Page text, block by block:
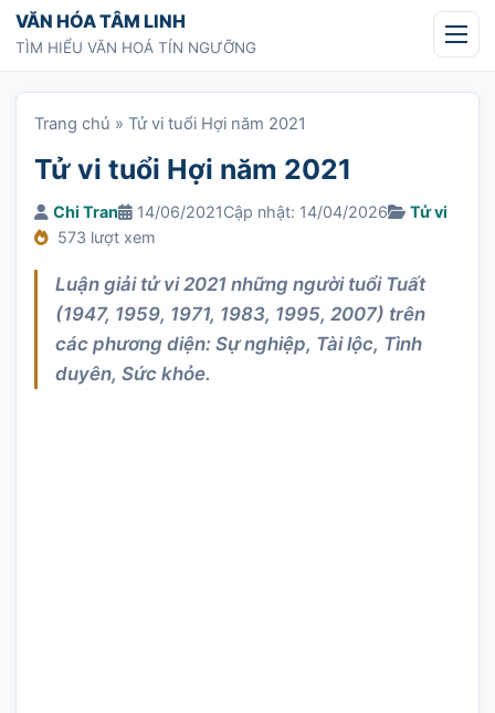
Chuyển tới nội dung
VĂN HÓA TÂM LINH
TÌM HIỂU VĂN HOÁ TÍN NGƯỠNG
Trang chủ » Tử vi tuổi Hợi năm 2021
Tử vi tuổi Hợi năm 2021
Chi Tran 14/06/2021Cập nhật: 14/04/2026
Tử vi
573 lượt xem
Luận giải tử vi 2021 những người tuổi Tuất
(1947, 1959, 1971, 1983, 1995, 2007) trên
các phương diện: Sự nghiệp, Tài lộc, Tình
duyên, Sức khỏe.